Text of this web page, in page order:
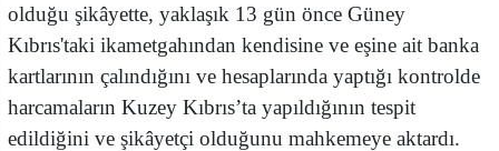
olduğu şikâyette, yaklaşık 13 gün önce Güney
Kıbrıs'taki ikametgahından kendisine ve eşine ait banka
kartlarının çalındığını ve hesaplarında yaptığı kontrolde
harcamaların Kuzey Kıbrıs’ta yapıldığının tespit
edildiğini ve şikâyetçi olduğunu mahkemeye aktardı.